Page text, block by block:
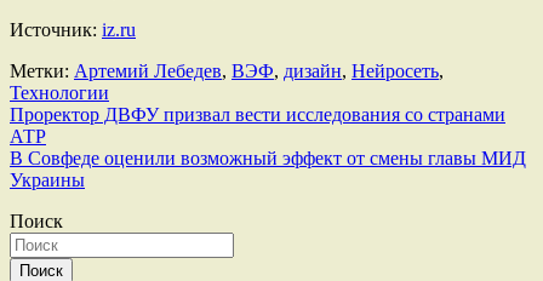
Источник: iz.ru
Метки: Артемий Лебедев, ВЭФ, дизайн, Нейросеть,
Технологии
Навигация
по
записям
Проректор ДВФУ призвал вести исследования со странами
АТР
В Совфеде оценили возможный эффект от смены главы МИД
Украины
Поиск
Поиск